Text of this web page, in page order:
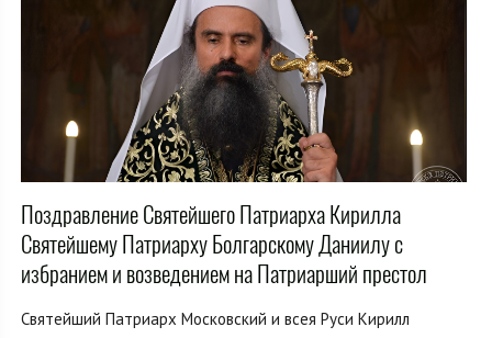
Поздравление Святейшего Патриарха Кирилла
Святейшему Патриарху Болгарскому Даниилу с
избранием и возведением на Патриарший престол
Святейший Патриарх Московский и всея Руси Кирилл